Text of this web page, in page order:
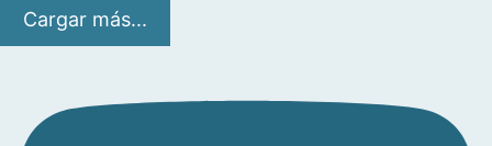
Cargar más...